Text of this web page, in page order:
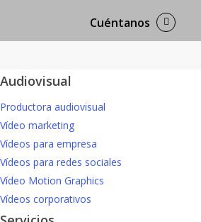
Cuéntanos
Audiovisual
Productora audiovisual
Vídeo marketing
Vídeos para empresa
Vídeos para redes sociales
Vídeo Motion Graphics
Vídeos corporativos